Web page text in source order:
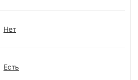
Нет
Есть